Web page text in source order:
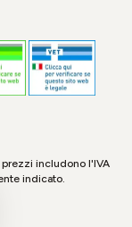
includono l'IVA
indicato.